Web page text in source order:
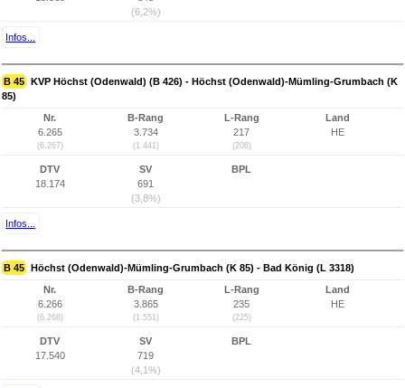
(6,2%)
Infos...
B 45 KVP Höchst (Odenwald) (B 426) - Höchst (Odenwald)-Mümling-Grumbach (K
85)
Nr.
6.265
(6.267)
B-Rang
3.734
(1.441)
L-Rang
217
(208)
Land
HE
DTV
18.174
SV
691
(3,8%)
BPL
Infos...
B 45 Höchst (Odenwald)-Mümling-Grumbach (K 85) - Bad König (L 3318)
Nr.
6.266
(6.268)
B-Rang
3.865
(1.551)
L-Rang
235
(225)
Land
HE
DTV
17.540
SV
719
(4,1%)
BPL